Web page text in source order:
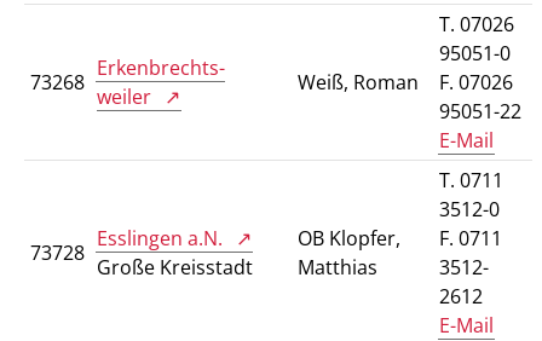
73268
Erkenbrechts-
weiler
Weiß, Roman
T. 07026
95051-0
F. 07026
95051-22
E-Mail
73728
Esslingen a.N.
Große Kreisstadt
OB Klopfer,
Matthias
T. 0711
3512-0
F. 0711
3512-
2612
E-Mail